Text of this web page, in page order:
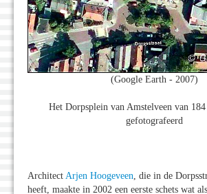
(Google Earth - 2007)
Het Dorpsplein van Amstelveen van
gefotografeerd
Architect Arjen Hoogeveen , die in de
heeft, maakte in 2002 een eerste schets wat